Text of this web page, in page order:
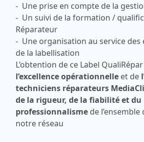
- Une prise en compte de la
- Un suivi de la formation /
Réparateur
- Une organisation au service des
de la labellisation
L’obtention de ce Label
l’excellence opérationnelle et de
techniciens réparateurs
de la rigueur, de la fiabilité et du
professionnalisme de
notre réseau